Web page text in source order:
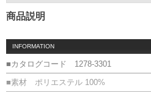
商品説明
INFORMATION
■カタログコード 1278-3301
■素材 ポリエステル 100%